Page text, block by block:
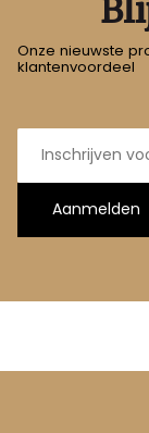
Onze nieuwste
klantenvoordeel
E-
mailadres
Aanmelden